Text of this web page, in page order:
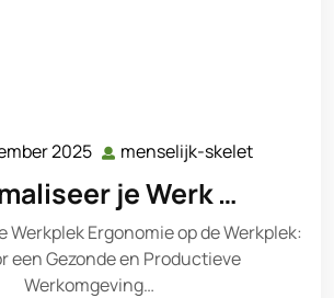
2025 01
september
2025
menselijk-skelet
je Werk …
Werkplek Ergonomie op de Werkplek:
een Gezonde en Productieve
Werkomgeving…